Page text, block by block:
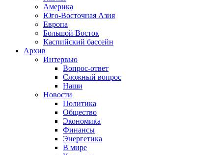
Америка
Юго-Восточная Азия
Европа
Большой Восток
Каспийский бассейн
Архив
Интервью
Вопрос-ответ
Сложный вопрос
Наши
Новости
Политика
Общество
Экономика
Финансы
Энергетика
В мире